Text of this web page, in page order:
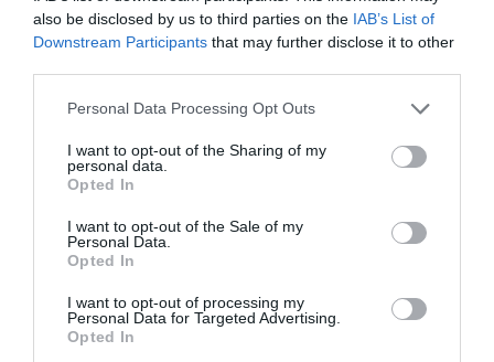
also be disclosed by us to third parties on the IAB’s List of
Downstream Participants that may further disclose it to other
Personal Data Processing Opt Outs
I want to opt-out of the Sharing of my
personal data.
Opted In
I want to opt-out of the Sale of my
Personal Data.
Opted In
I want to opt-out of processing my
Personal Data for Targeted Advertising.
Opted In
Torna Abruzzo in Bolla. Più di 50
cantine italiane a L'Aquila per
festeggiare tre giorni dedicati agli
spumanti
Torna la terza edizione di Abruzzo in Bolla. L'evento che si
svolgerà a L'Aquila dal 21 al 23 giugno ha raggiunto quasi